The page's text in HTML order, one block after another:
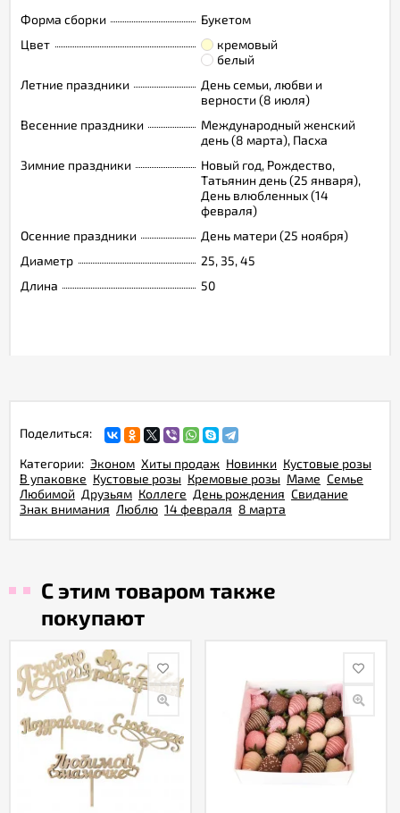
Форма сборки
Букетом
Цвет
кремовый
белый
Летние праздники
День семьи, любви и
верности (8 июля)
Весенние праздники
Международный женский
день (8 марта), Пасха
Зимние праздники
Новый год, Рождество,
Татьянин день (25 января),
День влюбленных (14
февраля)
Осенние праздники
День матери (25 ноября)
Диаметр
25, 35, 45
Длина
50
Поделиться:
Категории: Эконом Хиты продаж Новинки Кустовые розы
В упаковке Кустовые розы Кремовые розы Маме Семье
Любимой Друзьям Коллеге День рождения Свидание
Знак внимания Люблю 14 февраля 8 марта
С этим товаром также
покупают